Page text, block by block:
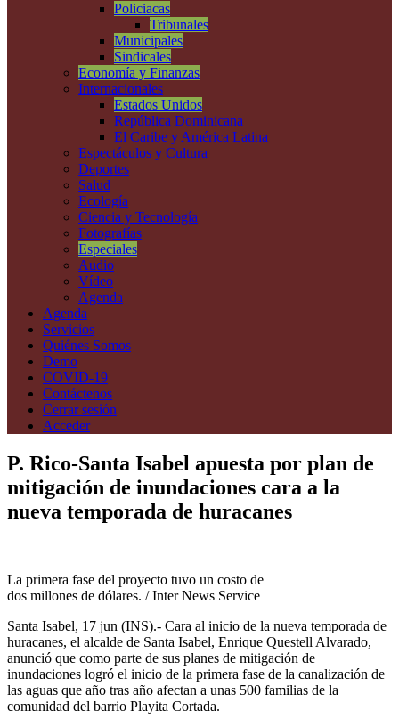
Policiacas
Tribunales
Municipales
Sindicales
Economía y Finanzas
Internacionales
Estados Unidos
República Dominicana
El Caribe y América Latina
Espectáculos y Cultura
Deportes
Salud
Ecología
Ciencia y Tecnología
Fotografías
Especiales
Audio
Vídeo
Agenda
Agenda
Servicios
Quiénes Somos
Demo
COVID-19
Contáctenos
Cerrar sesión
Acceder
P. Rico-Santa Isabel apuesta por plan de
mitigación de inundaciones cara a la
nueva temporada de huracanes
La primera fase del proyecto tuvo un costo de
dos millones de dólares. / Inter News Service
Santa Isabel, 17 jun (INS).- Cara al inicio de la nueva temporada de
huracanes, el alcalde de Santa Isabel, Enrique Questell Alvarado,
anunció que como parte de sus planes de mitigación de
inundaciones logró el inicio de la primera fase de la canalización de
las aguas que año tras año afectan a unas 500 familias de la
comunidad del barrio Playita Cortada.